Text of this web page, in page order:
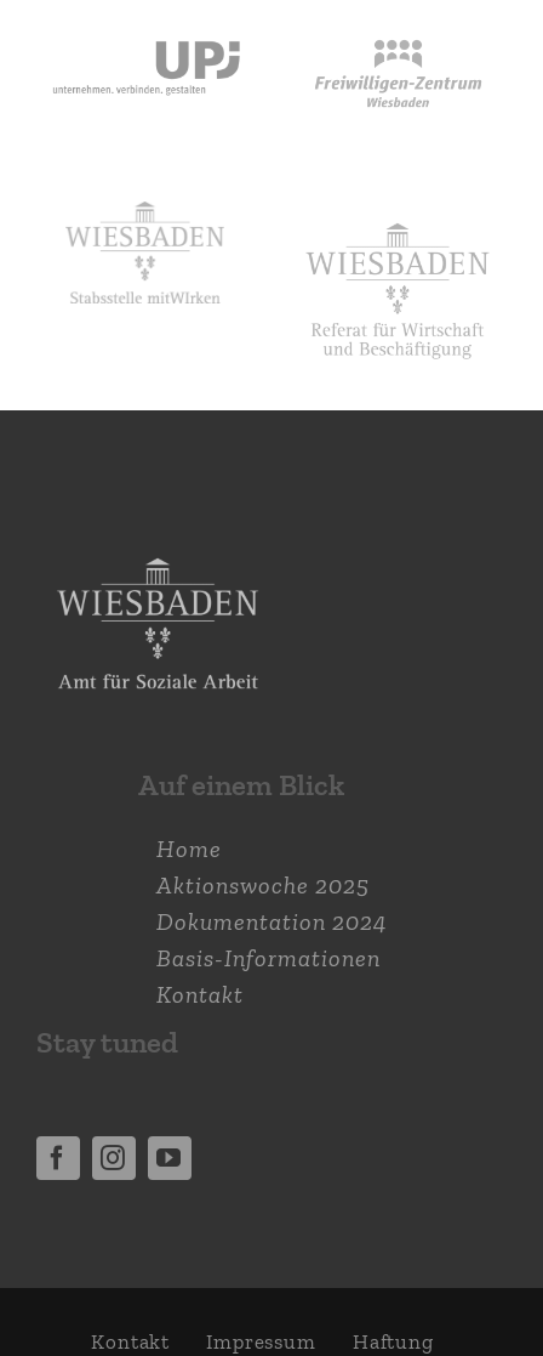
Auf einem Blick
Home
Aktions­woche 2025
Dokumen­tation 2024
Basis-Informationen
Kontakt
Stay tuned
Kontakt Impressum Haftung